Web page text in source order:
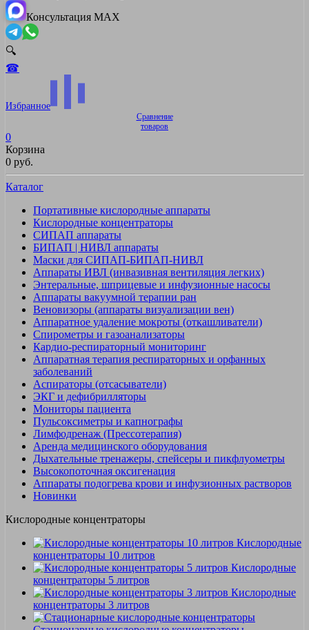
Консультация MAX
🔍
☎
Избранное
Сравнение
товаров
0
Корзина
0 руб.
Каталог
Портативные кислородные аппараты
Кислородные концентраторы
СИПАП аппараты
БИПАП | НИВЛ аппараты
Маски для СИПАП-БИПАП-НИВЛ
Аппараты ИВЛ (инвазивная вентиляция легких)
Энтеральные, шприцевые и инфузионные насосы
Аппараты вакуумной терапии ран
Веновизоры (аппараты визуализации вен)
Аппаратное удаление мокроты (откашливатели)
Спирометры и газоанализаторы
Кардио-респираторный мониторинг
Аппаратная терапия респираторных и орфанных
заболеваний
Аспираторы (отсасыватели)
ЭКГ и дефибрилляторы
Мониторы пациента
Пульсоксиметры и капнографы
Лимфодренаж (Прессотерапия)
Аренда медицинского оборудования
Дыхательные тренажеры, спейсеры и пикфлуометры
Высокопоточная оксигенация
Аппараты подогрева крови и инфузионных растворов
Новинки
Кислородные концентраторы
Кислородные
концентраторы 10 литров
Кислородные
концентраторы 5 литров
Кислородные
концентраторы 3 литров